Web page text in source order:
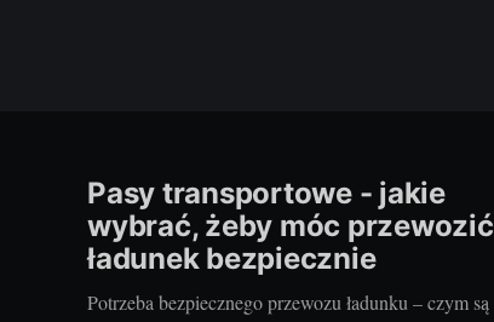
Pasy transportowe - jakie
wybrać, żeby móc przewozić
ładunek bezpiecznie
Potrzeba bezpiecznego przewozu ładunku – czym są